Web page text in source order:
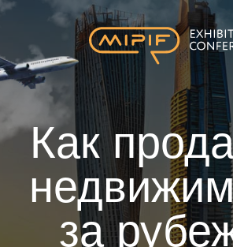
Как продавать
недвижимость
за рубежом
быстро и
легко?